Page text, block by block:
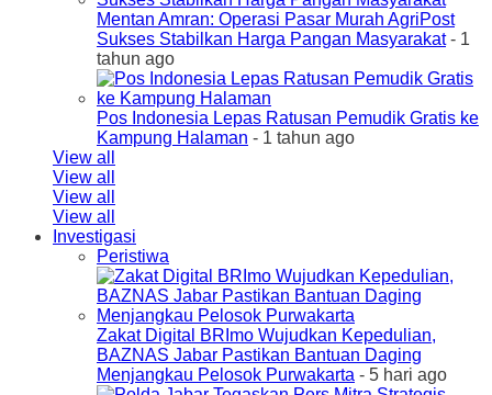
Mentan Amran: Operasi Pasar Murah AgriPost
Sukses Stabilkan Harga Pangan Masyarakat- 1
tahun ago
Pos Indonesia Lepas Ratusan Pemudik Gratis ke
Kampung Halaman - 1 tahun ago
View all
View all
View all
View all
Investigasi
Peristiwa
Zakat Digital BRImo Wujudkan Kepedulian,
BAZNAS Jabar Pastikan Bantuan Daging
Menjangkau Pelosok Purwakarta - 5 hari ago